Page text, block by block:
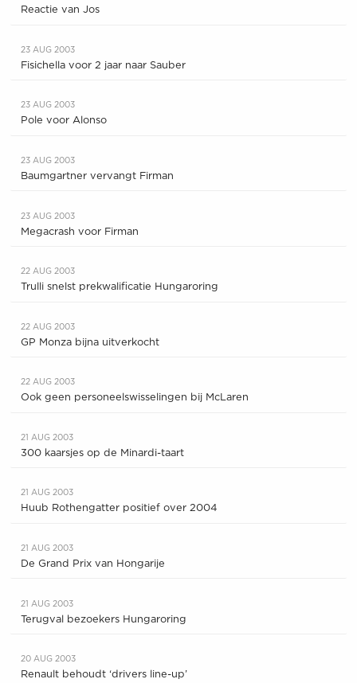
Reactie van Jos
23 AUG 2003
Fisichella voor 2 jaar naar Sauber
23 AUG 2003
Pole voor Alonso
23 AUG 2003
Baumgartner vervangt Firman
23 AUG 2003
Megacrash voor Firman
22 AUG 2003
Trulli snelst prekwalificatie Hungaroring
22 AUG 2003
GP Monza bijna uitverkocht
22 AUG 2003
Ook geen personeelswisselingen bij McLaren
21 AUG 2003
300 kaarsjes op de Minardi-taart
21 AUG 2003
Huub Rothengatter positief over 2004
21 AUG 2003
De Grand Prix van Hongarije
21 AUG 2003
Terugval bezoekers Hungaroring
20 AUG 2003
Renault behoudt ‘drivers line-up’